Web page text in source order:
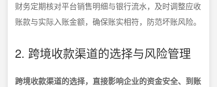
财务定期核对平台销售明细与银行流水，及时调整应收
账款与实际入账金额，确保账实相符，防范坏账风险。
2. 跨境收款渠道的选择与风险管理
跨境收款渠道的选择，直接影响企业的资金安全、到账